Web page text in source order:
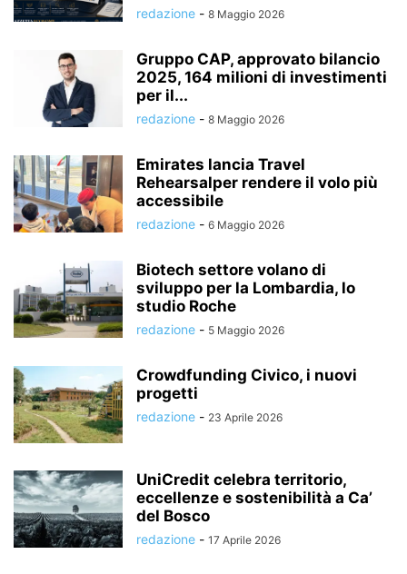
redazione - 8 Maggio 2026
Gruppo CAP, approvato bilancio
2025, 164 milioni di investimenti
per il...
redazione - 8 Maggio 2026
Emirates lancia Travel
Rehearsalper rendere il volo più
accessibile
redazione - 6 Maggio 2026
Biotech settore volano di
sviluppo per la Lombardia, lo
studio Roche
redazione - 5 Maggio 2026
Crowdfunding Civico, i nuovi
progetti
redazione - 23 Aprile 2026
UniCredit celebra territorio,
eccellenze e sostenibilità a Ca’
del Bosco
redazione - 17 Aprile 2026